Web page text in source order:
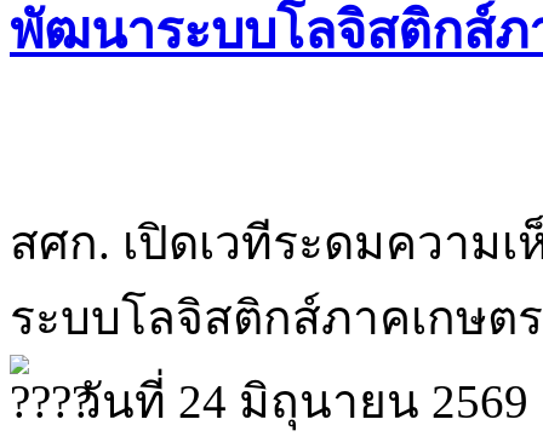
พัฒนาระบบโลจิสติกส์ภ
สศก. เปิดเวทีระดมควา
ระบบโลจิสติกส์ภาคเกษตร
วันที่ 24 มิถุนายน 2569